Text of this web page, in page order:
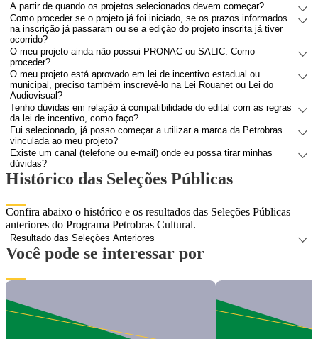
A partir de quando os projetos selecionados devem começar?
Como proceder se o projeto já foi iniciado, se os prazos informados
na inscrição já passaram ou se a edição do projeto inscrita já tiver
ocorrido?
O meu projeto ainda não possui PRONAC ou SALIC. Como
proceder?
O meu projeto está aprovado em lei de incentivo estadual ou
municipal, preciso também inscrevê-lo na Lei Rouanet ou Lei do
Audiovisual?
Tenho dúvidas em relação à compatibilidade do edital com as regras
da lei de incentivo, como faço?
Fui selecionado, já posso começar a utilizar a marca da Petrobras
vinculada ao meu projeto?
Existe um canal (telefone ou e-mail) onde eu possa tirar minhas
dúvidas?
Histórico das Seleções Públicas​​​​
Confira abaixo o histórico e os resultados das Seleções Públicas
anteriores do Programa Petrobras Cultural.
Resultado das Seleções Anteriores
Você pode se interessar por